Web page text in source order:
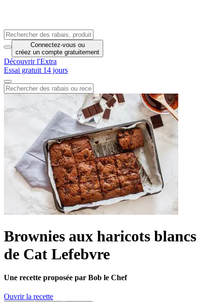
Connectez-vous ou
créez un compte gratuitement
Découvrir l'Extra
Essai gratuit 14 jours
Brownies aux haricots blancs
de Cat Lefebvre
Une recette proposée par Bob le Chef
Ouvrir la recette